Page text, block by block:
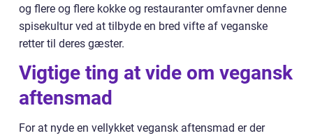
og flere og flere kokke og restauranter omfavner denne
spisekultur ved at tilbyde en bred vifte af veganske
retter til deres gæster.
Vigtige ting at vide om vegansk
aftensmad
For at nyde en vellykket vegansk aftensmad er der